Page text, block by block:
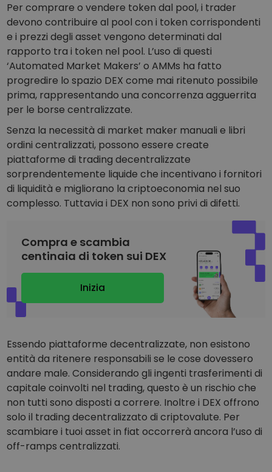
Per comprare o vendere token dal pool, i trader
devono contribuire al pool con i token corrispondenti
e i prezzi degli asset vengono determinati dal
rapporto tra i token nel pool. L’uso di questi
‘Automated Market Makers’ o AMMs ha fatto
progredire lo spazio DEX come mai ritenuto possibile
prima, rappresentando una concorrenza agguerrita
per le borse centralizzate.
Senza la necessità di market maker manuali e libri
ordini centralizzati, possono essere create
piattaforme di trading decentralizzate
sorprendentemente liquide che incentivano i fornitori
di liquidità e migliorano la criptoeconomia nel suo
complesso. Tuttavia i DEX non sono privi di difetti.
Compra e scambia
centinaia di token sui DEX
Inizia
Essendo piattaforme decentralizzate, non esistono
entità da ritenere responsabili se le cose dovessero
andare male. Considerando gli ingenti trasferimenti di
capitale coinvolti nel trading, questo è un rischio che
non tutti sono disposti a correre. Inoltre i DEX offrono
solo il trading decentralizzato di criptovalute. Per
scambiare i tuoi asset in fiat occorrerà ancora l’uso di
off-ramps centralizzati.